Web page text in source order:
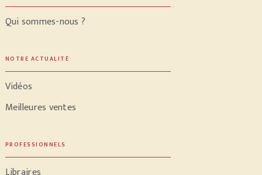
Qui sommes-nous ?
NOTRE ACTUALITÉ
Vidéos
Meilleures ventes
PROFESSIONNELS